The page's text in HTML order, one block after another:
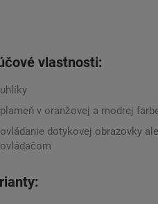
vlastnosti:
uhlíky
plameň v oranžovej a modrej
ovládanie dotykovej obrazovky
ovládačom